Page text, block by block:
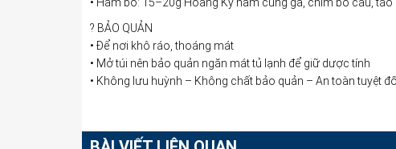
? BẢO QUẢN
• Để nơi khô ráo, thoáng mát
• Mở túi nên bảo quản ngăn mát tủ lạnh để giữ dược tính
• Không lưu huỳnh – Không chất bảo quản – An toàn tuyệt